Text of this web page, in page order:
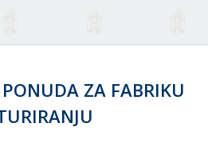
ZA FABRIKU